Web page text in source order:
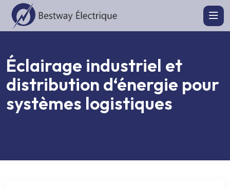
Éclairage industriel et
distribution d‘énergie pour
systèmes logistiques